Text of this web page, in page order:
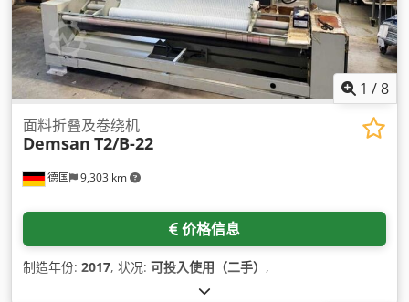
1 /8
德国 9,303 km
面料折叠及卷绕机
Demsan T2/B-22
价格信息
制造年份: 2017, 状况: 可投入使用（二手） ,